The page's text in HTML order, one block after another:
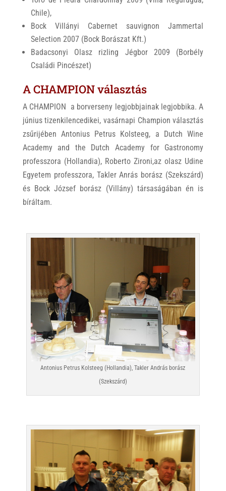
Chile),
Bock Villányi Cabernet sauvignon Jammertal
Selection 2007 (Bock Borászat Kft.)
Badacsonyi Olasz rizling Jégbor 2009 (Borbély
Családi Pincészet)
A CHAMPION választás
A CHAMPION a borverseny legjobbjainak legjobbika. A
június tizenkilencedikei, vasárnapi Champion választás
zsűrijében Antonius Petrus Kolsteeg, a Dutch Wine
Academy and the Dutch Academy for Gastronomy
professzora (Hollandia), Roberto Zironi,az olasz Udine
Egyetem professzora, Takler Anrás borász (Szekszárd)
és Bock József borász (Villány) társaságában én is
bíráltam.
Antonius Petrus Kolsteeg (Hollandia), Takler András borász
(Szekszárd)